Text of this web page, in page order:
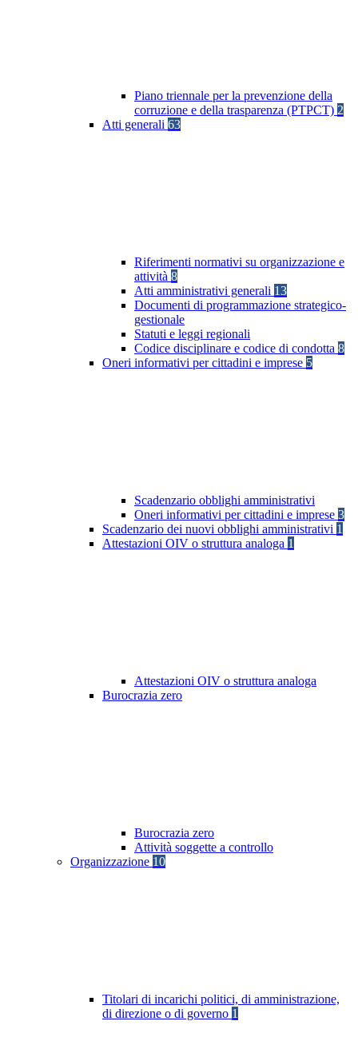
Piano triennale per la prevenzione della
corruzione e della trasparenza (PTPCT) 2
Atti generali 63
Riferimenti normativi su organizzazione e
attività 8
Atti amministrativi generali 13
Documenti di programmazione strategico-
gestionale
Statuti e leggi regionali
Codice disciplinare e codice di condotta 8
Oneri informativi per cittadini e imprese 5
Scadenzario obblighi amministrativi
Oneri informativi per cittadini e imprese 3
Scadenzario dei nuovi obblighi amministrativi 1
Attestazioni OIV o struttura analoga 1
Attestazioni OIV o struttura analoga
Burocrazia zero
Burocrazia zero
Attività soggette a controllo
Organizzazione 10
Titolari di incarichi politici, di amministrazione,
di direzione o di governo 1